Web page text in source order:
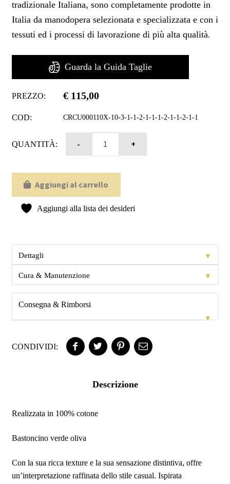
tradizionale Italiana, sono completamente prodotte in
Italia da manodopera selezionata e specializzata e con i
tessuti ed i processi di lavorazione di più alta qualità.
Guarda la Guida Taglie
PREZZO: €115,00
COD: CRCU000110X-10-3-1-1-2-1-1-1-2-1-1-2-1-1
QUANTITÀ:
Aggiungi al carrello
Aggiungi alla lista dei desideri
Dettagli ▼
Cura & Manutenzione ▼
Consegna & Rimborsi
▼
CONDIVIDI:
Descrizione
Realizzata in 100% cotone
Bastoncino verde oliva
Con la sua ricca texture e la sua sensazione distintiva, offre
un’interpretazione raffinata dello stile casual. Ispirata